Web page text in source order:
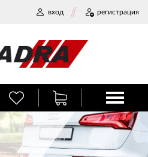
вход регистрация